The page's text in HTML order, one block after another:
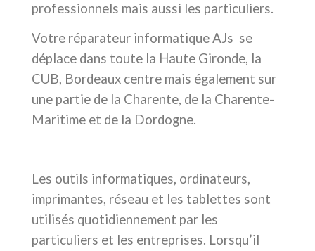
professionnels mais aussi les particuliers.
Votre réparateur informatique AJs se
déplace dans toute la Haute Gironde, la
CUB, Bordeaux centre mais également sur
une partie de la Charente, de la Charente-
Maritime et de la Dordogne.
Les outils informatiques, ordinateurs,
imprimantes, réseau et les tablettes sont
utilisés quotidiennement par les
particuliers et les entreprises. Lorsqu’il